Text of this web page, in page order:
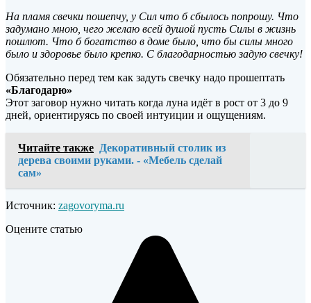
На пламя свечки пошепчу, у Сил что б сбылось попрошу. Что
задумано мною, чего желаю всей душой пусть Силы в жизнь
пошлют. Что б богатство в доме было, что бы силы много
было и здоровье было крепко. С благодарностью задую свечку!
Обязательно перед тем как задуть свечку надо прошептать
«Благодарю»
Этот заговор нужно читать когда луна идёт в рост от 3 до 9
дней, ориентируясь по своей интуиции и ощущениям.
Читайте также Декоративный столик из
дерева своими руками. - «Мебель сделай
сам»
Источник: zagovoryma.ru
Оцените статью